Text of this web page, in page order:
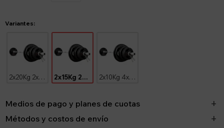
Variantes:
2x20Kg 2x5Kg 2x15Kg 2x5Kg 4x2.5Kg 2x10Kg 4x5Kg 4x2.5Kg
Medios de pago y planes de cuotas
Métodos y costos de envío